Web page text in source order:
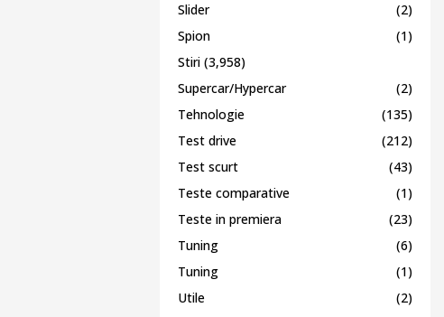
Slider
(2)
Spion
(1)
Stiri (3,958)
Supercar/Hypercar
(2)
Tehnologie
(135)
Test drive
(212)
Test scurt
(43)
Teste comparative
(1)
Teste in premiera
(23)
Tuning
(6)
Tuning
(1)
Utile
(2)